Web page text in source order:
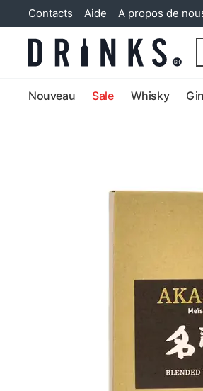
Contacts Aide A propos de
Nouveau Sale Whisky Gin